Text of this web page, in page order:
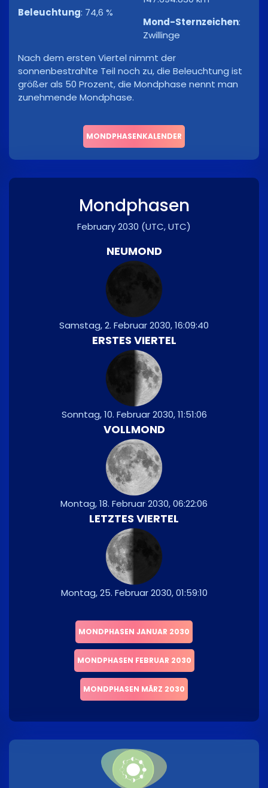
Beleuchtung: 74,6 %
Mond-Sternzeichen:
Zwillinge
Nach dem ersten Viertel nimmt der
sonnenbestrahlte Teil noch zu, die Beleuchtung ist
größer als 50 Prozent, die Mondphase nennt man
zunehmende Mondphase.
MONDPHASENKALENDER
Mondphasen
February 2030 (UTC, UTC)
NEUMOND
Samstag, 2. Februar 2030, 16:09:40
ERSTES VIERTEL
Sonntag, 10. Februar 2030, 11:51:06
VOLLMOND
Montag, 18. Februar 2030, 06:22:06
LETZTES VIERTEL
Montag, 25. Februar 2030, 01:59:10
MONDPHASEN JANUAR 2030
MONDPHASEN FEBRUAR 2030
MONDPHASEN MÄRZ 2030